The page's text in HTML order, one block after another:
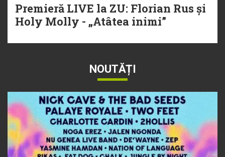
Premieră LIVE la ZU: Florian Rus și
Holy Molly - „Atâtea inimi”
NOUTĂȚI